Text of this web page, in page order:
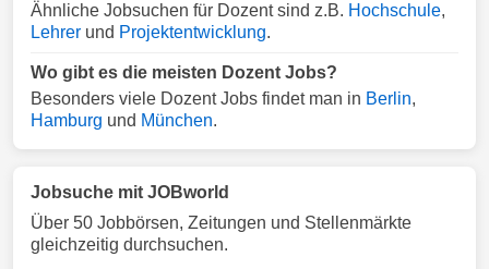
Ähnliche Jobsuchen für Dozent sind z.B. Hochschule,
Lehrer und Projektentwicklung.
Wo gibt es die meisten Dozent Jobs?
Besonders viele Dozent Jobs findet man in Berlin,
Hamburg und München.
Jobsuche mit JOBworld
Über 50 Jobbörsen, Zeitungen und Stellenmärkte
gleichzeitig durchsuchen.